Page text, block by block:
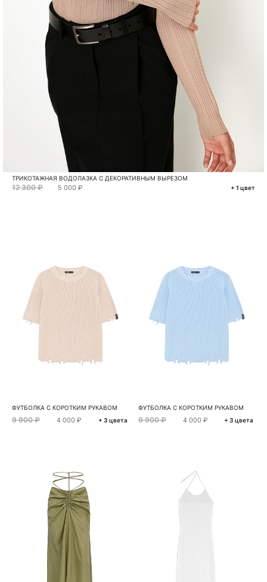
ТРИКОТАЖНАЯ ВОДОЛАЗКА С ДЕКОРАТИВНЫМ ВЫРЕЗОМ
12 300 ₽ 5 000 ₽ + 1 цвет
ФУТБОЛКА С КОРОТКИМ РУКАВОМ
9 900 ₽ 4 000 ₽ + 3 цвета
ФУТБОЛКА С КОРОТКИМ РУКАВОМ
9 900 ₽ 4 000 ₽ + 3 цвета